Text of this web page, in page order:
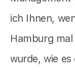
ich Ihnen,
Hamburg
wurde, wie